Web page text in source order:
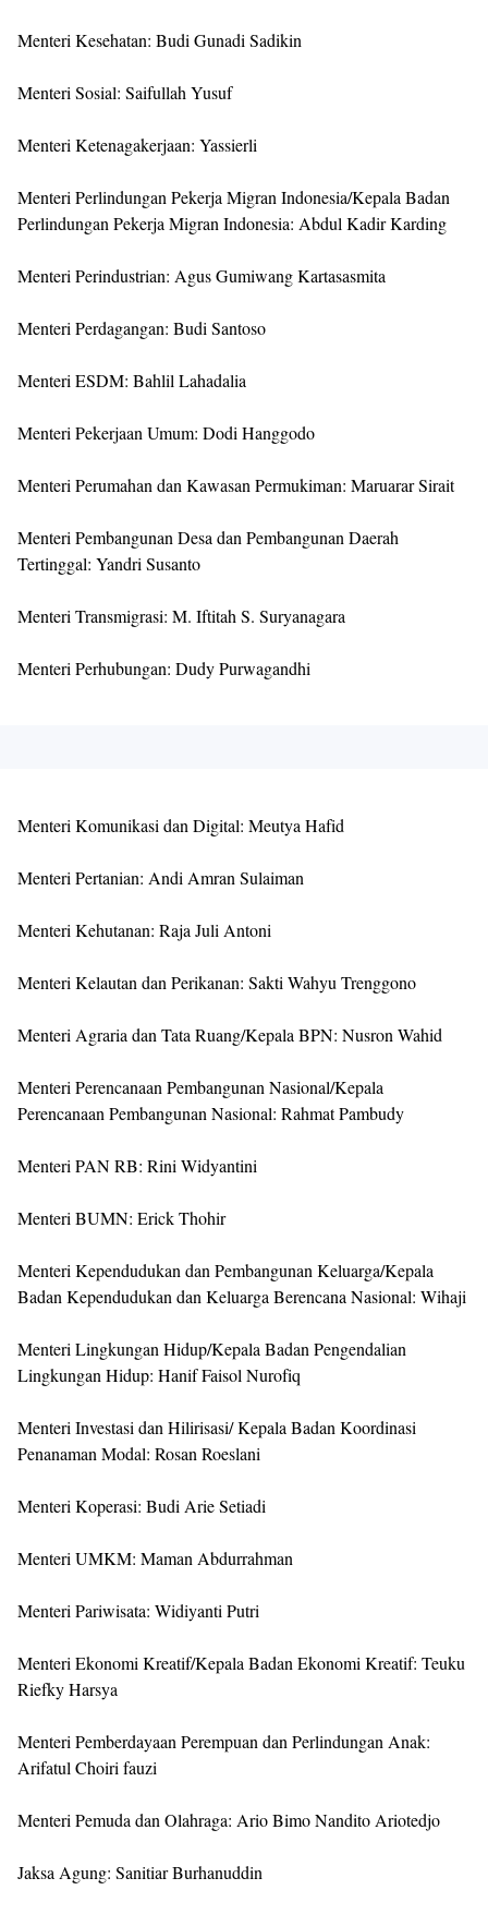
Menteri Kesehatan: Budi Gunadi Sadikin
Menteri Sosial: Saifullah Yusuf
Menteri Ketenagakerjaan: Yassierli
Menteri Perlindungan Pekerja Migran Indonesia/Kepala Badan
Perlindungan Pekerja Migran Indonesia: Abdul Kadir Karding
Menteri Perindustrian: Agus Gumiwang Kartasasmita
Menteri Perdagangan: Budi Santoso
Menteri ESDM: Bahlil Lahadalia
Menteri Pekerjaan Umum: Dodi Hanggodo
Menteri Perumahan dan Kawasan Permukiman: Maruarar Sirait
Menteri Pembangunan Desa dan Pembangunan Daerah
Tertinggal: Yandri Susanto
Menteri Transmigrasi: M. Iftitah S. Suryanagara
Menteri Perhubungan: Dudy Purwagandhi
Menteri Komunikasi dan Digital: Meutya Hafid
Menteri Pertanian: Andi Amran Sulaiman
Menteri Kehutanan: Raja Juli Antoni
Menteri Kelautan dan Perikanan: Sakti Wahyu Trenggono
Menteri Agraria dan Tata Ruang/Kepala BPN: Nusron Wahid
Menteri Perencanaan Pembangunan Nasional/Kepala
Perencanaan Pembangunan Nasional: Rahmat Pambudy
Menteri PAN RB: Rini Widyantini
Menteri BUMN: Erick Thohir
Menteri Kependudukan dan Pembangunan Keluarga/Kepala
Badan Kependudukan dan Keluarga Berencana Nasional: Wihaji
Menteri Lingkungan Hidup/Kepala Badan Pengendalian
Lingkungan Hidup: Hanif Faisol Nurofiq
Menteri Investasi dan Hilirisasi/ Kepala Badan Koordinasi
Penanaman Modal: Rosan Roeslani
Menteri Koperasi: Budi Arie Setiadi
Menteri UMKM: Maman Abdurrahman
Menteri Pariwisata: Widiyanti Putri
Menteri Ekonomi Kreatif/Kepala Badan Ekonomi Kreatif: Teuku
Riefky Harsya
Menteri Pemberdayaan Perempuan dan Perlindungan Anak:
Arifatul Choiri fauzi
Menteri Pemuda dan Olahraga: Ario Bimo Nandito Ariotedjo
Jaksa Agung: Sanitiar Burhanuddin